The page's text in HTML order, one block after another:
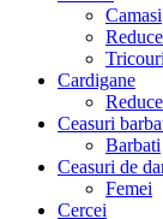
Camasi
Tricouri
Cardigane
Ceasuri
Barbati
Ceasuri de
Femei
Cercei